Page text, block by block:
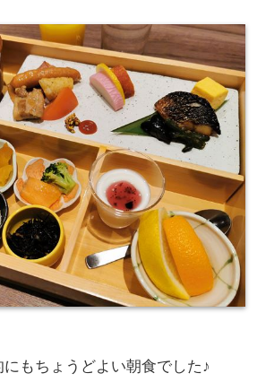
もちょうどよい朝食でした♪